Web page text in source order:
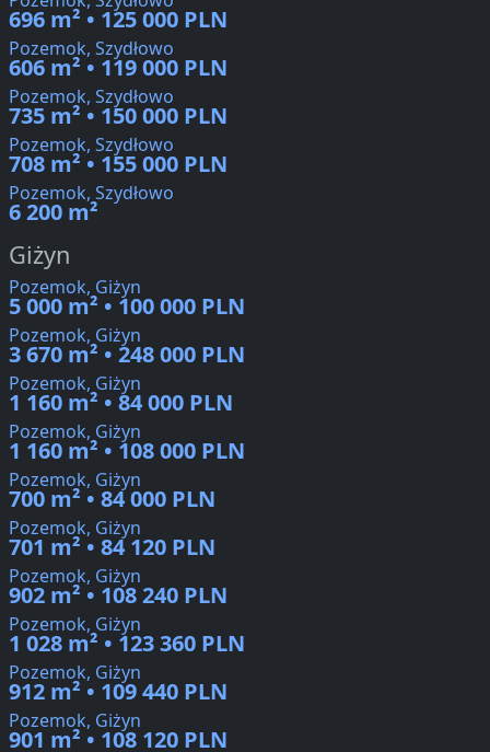
696 m² • 125 000 PLN
Pozemok, Szydłowo
606 m² • 119 000 PLN
Pozemok, Szydłowo
735 m² • 150 000 PLN
Pozemok, Szydłowo
708 m² • 155 000 PLN
Pozemok, Szydłowo
6 200 m²
Giżyn
Pozemok, Giżyn
5 000 m² • 100 000 PLN
Pozemok, Giżyn
3 670 m² • 248 000 PLN
Pozemok, Giżyn
1 160 m² • 84 000 PLN
Pozemok, Giżyn
1 160 m² • 108 000 PLN
Pozemok, Giżyn
700 m² • 84 000 PLN
Pozemok, Giżyn
701 m² • 84 120 PLN
Pozemok, Giżyn
902 m² • 108 240 PLN
Pozemok, Giżyn
1 028 m² • 123 360 PLN
Pozemok, Giżyn
912 m² • 109 440 PLN
Pozemok, Giżyn
901 m² • 108 120 PLN